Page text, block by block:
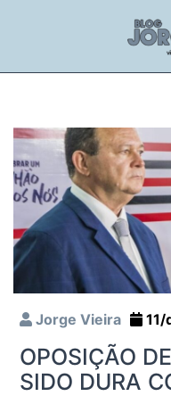
Jorge Vieira
OPOSIÇÃO
SIDO DURA